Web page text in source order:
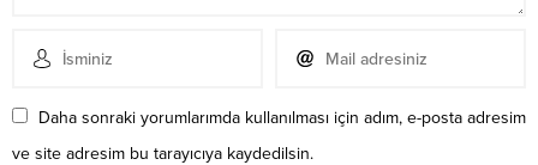
Daha sonraki yorumlarımda kullanılması için adım, e-posta adresim
ve site adresim bu tarayıcıya kaydedilsin.